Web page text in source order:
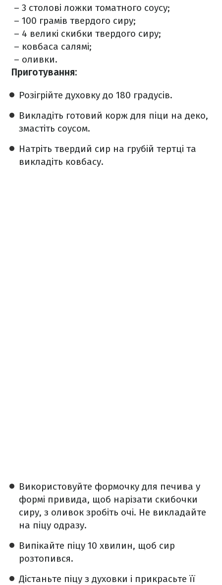
– 3 столові ложки томатного соусу;
– 100 грамів твердого сиру;
– 4 великі скибки твердого сиру;
– ковбаса салямі;
– оливки.
Приготування:
Розігрійте духовку до 180 градусів.
Викладіть готовий корж для піци на деко,
змастіть соусом.
Натріть твердий сир на грубій тертці та
викладіть ковбасу.
Використовуйте формочку для печива у
формі привида, щоб нарізати скибочки
сиру, з оливок зробіть очі. Не викладайте
на піцу одразу.
Випікайте піцу 10 хвилин, щоб сир
розтопився.
Дістаньте піцу з духовки і прикрасьте її